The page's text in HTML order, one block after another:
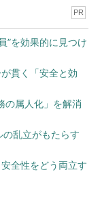
のメンバーに追
ー「stud
、「groups
した
ループ
PR
”を効果的に見つけ
貫く「安全と効
の属人化」を解消
乱立がもたらす
全性をどう両立す